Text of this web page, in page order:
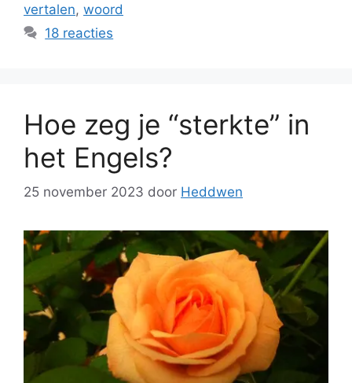
vertalen, woord
18 reacties
Hoe zeg je “sterkte” in
het Engels?
25 november 2023 door Heddwen